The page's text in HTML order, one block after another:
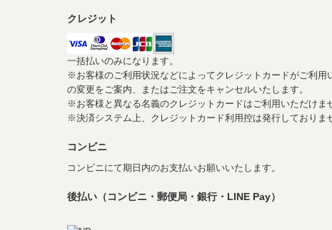
クレジット
一括払いのみになります。
※お客様のご利用状況などによってクレジットカードがご利用
の変更をご案内、またはご注文をキャンセルいたします。
※お客様と異なる名義のクレジットカードはご利用いただけま
※決済システム上、クレジットカード利用控は発行しておりま
コンビニ
コンビニにて期日内のお支払いお願いいたします。
後払い（コンビニ・郵便局・銀行・LINE Pay）